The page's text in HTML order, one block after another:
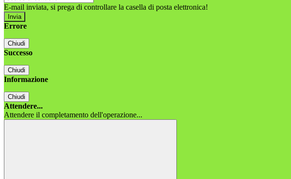
E-mail inviata, si prega di controllare la casella di posta elettronica!
Errore
Chiudi
Successo
Chiudi
Informazione
Chiudi
Attendere...
Attendere il completamento dell'operazione...